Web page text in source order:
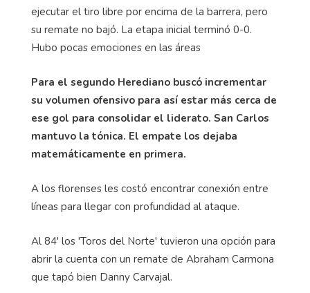
ejecutar el tiro libre por encima de la barrera, pero
su remate no bajó. La etapa inicial terminó 0-0.
Hubo pocas emociones en las áreas
Para el segundo Herediano buscó incrementar
su volumen ofensivo para así estar más cerca de
ese gol para consolidar el liderato. San Carlos
mantuvo la tónica. El empate los dejaba
matemáticamente en primera.
A los florenses les costó encontrar conexión entre
líneas para llegar con profundidad al ataque.
Al 84' los 'Toros del Norte' tuvieron una opción para
abrir la cuenta con un remate de Abraham Carmona
que tapó bien Danny Carvajal.